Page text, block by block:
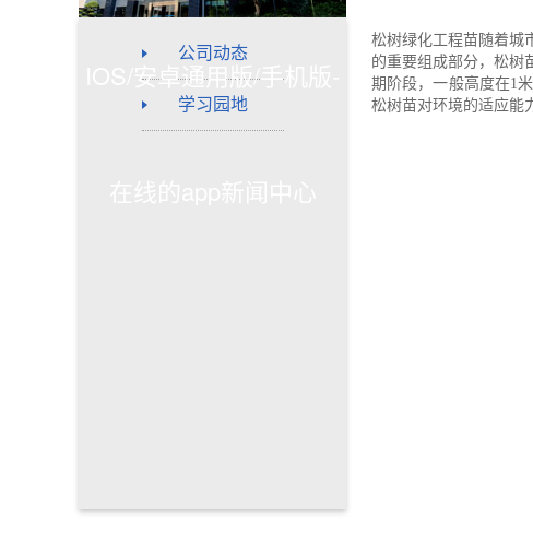
IOS/安卓通用版/手机版-
公司动态
学习园地
松树绿化工程苗随着城
的重要组成部分，松树
期阶段，一般高度在1
松树苗对环境的适应能